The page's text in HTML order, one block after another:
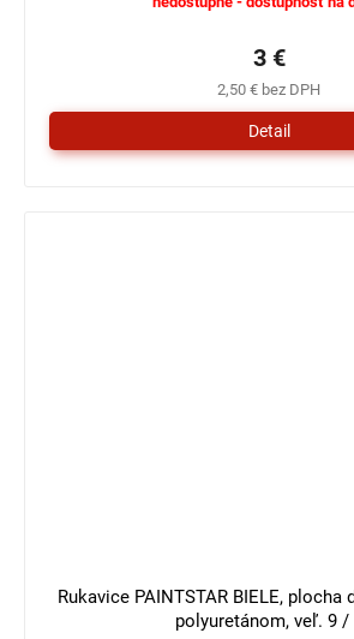
2,50 € bez DPH
3 €
Detail
Rukavice PAINTSTAR BIELE, plocha
polyuretánom, veľ. 9 /